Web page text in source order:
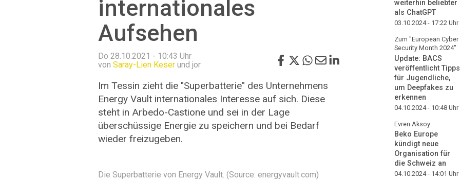
internationales
Aufsehen
Do 28.10.2021 - 10:43 Uhr
von Saray-Lien Keser und jor
Im Tessin zieht die "Superbatterie" des Unternehmens
Energy Vault internationales Interesse auf sich. Diese
steht in Arbedo-Castione und sei in der Lage
überschüssige Energie zu speichern und bei Bedarf
wieder freizugeben.
Die Superbatterie von Energy Vault. (Source: energyvault.com)
weiterhin beliebter
als ChatGPT
03.10.2024 - 17:22 Uhr
Zum "European Cyber
Security Month 2024"
Update: BACS
veröffentlicht Tipps
für Jugendliche,
um Deepfakes zu
erkennen
04.10.2024 - 10:48 Uhr
Evren Aksoy
Beko Europe
kündigt neue
Organisation für
die Schweiz an
04.10.2024 - 14:01 Uhr